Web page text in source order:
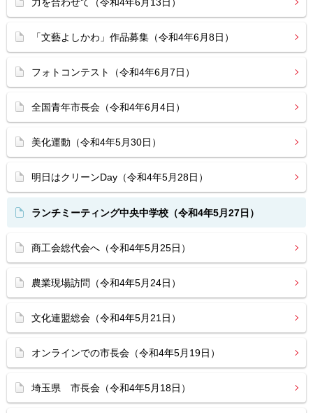
「文藝よしかわ」作品募集（令和4年6月8日）
フォトコンテスト（令和4年6月7日）
全国青年市長会（令和4年6月4日）
美化運動（令和4年5月30日）
明日はクリーンDay（令和4年5月28日）
ランチミーティング中央中学校（令和4年5月27日）
商工会総代会へ（令和4年5月25日）
農業現場訪問（令和4年5月24日）
文化連盟総会（令和4年5月21日）
オンラインでの市長会（令和4年5月19日）
埼玉県 市長会（令和4年5月18日）